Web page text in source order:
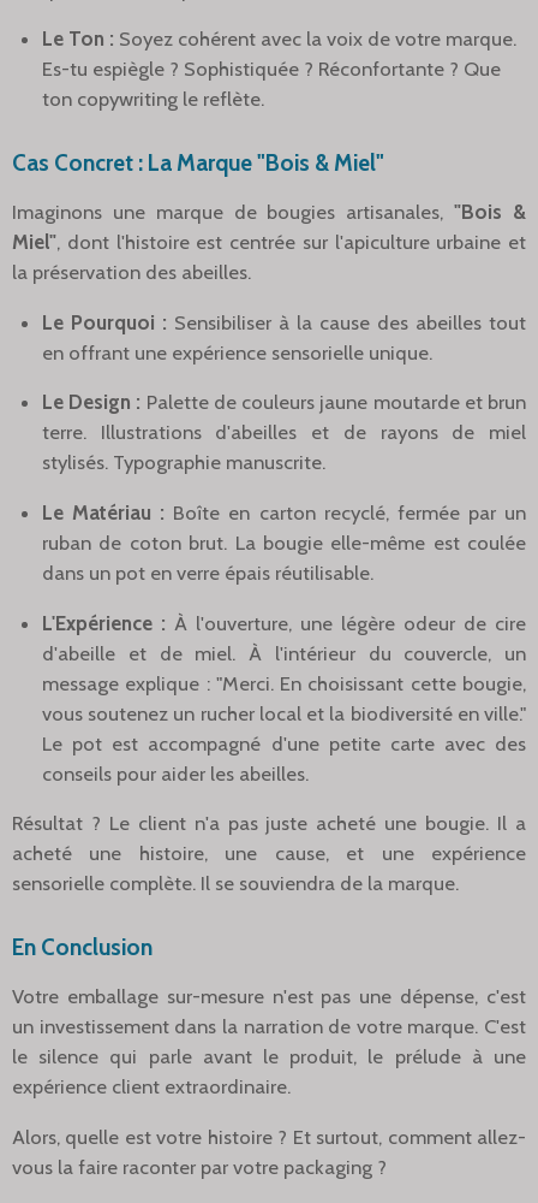
Le Ton : Soyez cohérent avec la voix de votre marque.
Es-tu espiègle ? Sophistiquée ? Réconfortante ? Que
ton copywriting le reflète.
Cas Concret : La Marque "Bois & Miel"
Imaginons une marque de bougies artisanales, "Bois &
Miel", dont l'histoire est centrée sur l'apiculture urbaine et
la préservation des abeilles.
Le Pourquoi : Sensibiliser à la cause des abeilles tout
en offrant une expérience sensorielle unique.
Le Design : Palette de couleurs jaune moutarde et brun
terre. Illustrations d'abeilles et de rayons de miel
stylisés. Typographie manuscrite.
Le Matériau : Boîte en carton recyclé, fermée par un
ruban de coton brut. La bougie elle-même est coulée
dans un pot en verre épais réutilisable.
L'Expérience : À l'ouverture, une légère odeur de cire
d'abeille et de miel. À l'intérieur du couvercle, un
message explique : "Merci. En choisissant cette bougie,
vous soutenez un rucher local et la biodiversité en ville."
Le pot est accompagné d'une petite carte avec des
conseils pour aider les abeilles.
Résultat ? Le client n'a pas juste acheté une bougie. Il a
acheté une histoire, une cause, et une expérience
sensorielle complète. Il se souviendra de la marque.
En Conclusion
Votre emballage sur-mesure n'est pas une dépense, c'est
un investissement dans la narration de votre marque. C'est
le silence qui parle avant le produit, le prélude à une
expérience client extraordinaire.
Alors, quelle est votre histoire ? Et surtout, comment allez-
vous la faire raconter par votre packaging ?